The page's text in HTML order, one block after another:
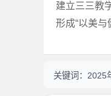
建立三三教
形成“以美
关键词： 2025